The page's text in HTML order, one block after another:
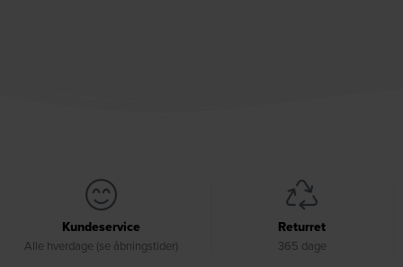
Kundeservice
Alle hverdage (se åbningstider)
Returret
365 dage